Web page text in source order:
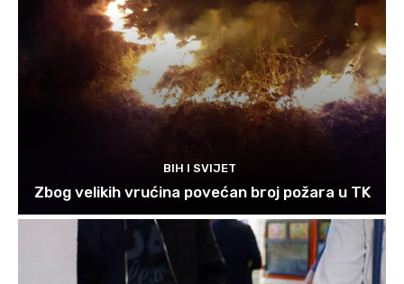
BIH I SVIJET
Zbog velikih vrućina povećan broj požara u TK